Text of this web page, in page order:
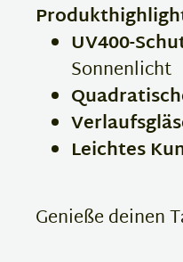
UV400-
Sonnenlicht
Leichtes
Genieße deinen